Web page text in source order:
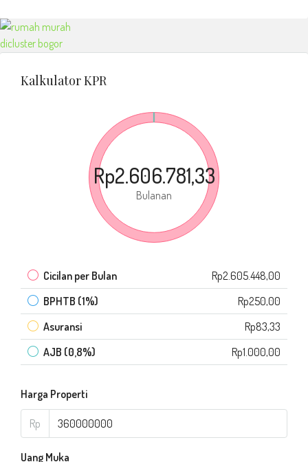
Kalkulator KPR
Rp2.606.781,33
Bulanan
Cicilan per Bulan
Rp2.605.448,00
BPHTB (1%)
Rp250,00
Asuransi
Rp83,33
AJB (0,8%)
Rp1.000,00
Harga Properti
Rp
Uang Muka